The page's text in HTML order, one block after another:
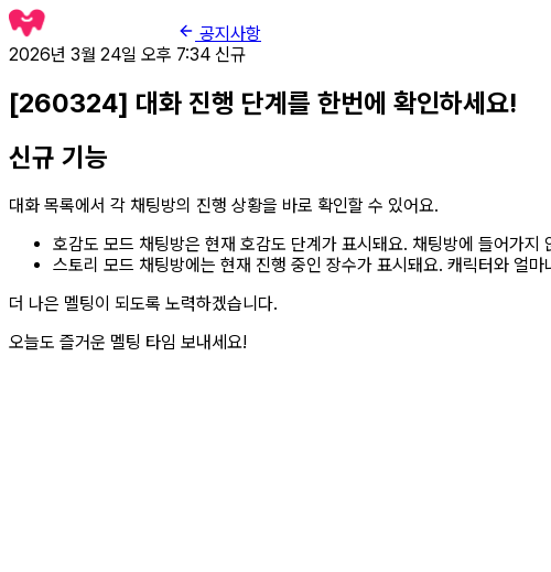
공지사항
2026년 3월 24일 오후 7:34 신규
[260324] 대화 진행 단계를 한번에 확인하세요!
신규 기능
대화 목록에서 각 채팅방의 진행 상황을 바로 확인할 수 있어요.
호감도 모드 채팅방은 현재 호감도 단계가 표시돼요. 채팅방에 들어가
스토리 모드 채팅방에는 현재 진행 중인 장수가 표시돼요. 캐릭터와 얼
더 나은 멜팅이 되도록 노력하겠습니다.
오늘도 즐거운 멜팅 타임 보내세요!